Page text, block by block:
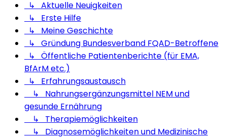
↳ Aktuelle Neuigkeiten
↳ Erste Hilfe
↳ Meine Geschichte
↳ Gründung Bundesverband FQAD-Betroffene
↳ Öffentliche Patientenberichte (für EMA,
BfArM etc.)
↳ Erfahrungsaustausch
↳ Nahrungsergänzungsmittel NEM und
gesunde Ernährung
↳ Therapiemöglichkeiten
↳ Diagnosemöglichkeiten und Medizinische